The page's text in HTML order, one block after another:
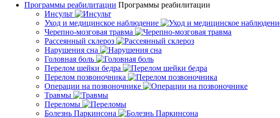
Программы реабилитации Программы реабилитации
Инсульт
Уход и медицинское наблюдение
Черепно-мозговая травма
Рассеянный склероз
Нарушения сна
Головная боль
Перелом шейки бедра
Перелом позвоночника
Операции на позвоночнике
Травмы
Переломы
Болезнь Паркинсона